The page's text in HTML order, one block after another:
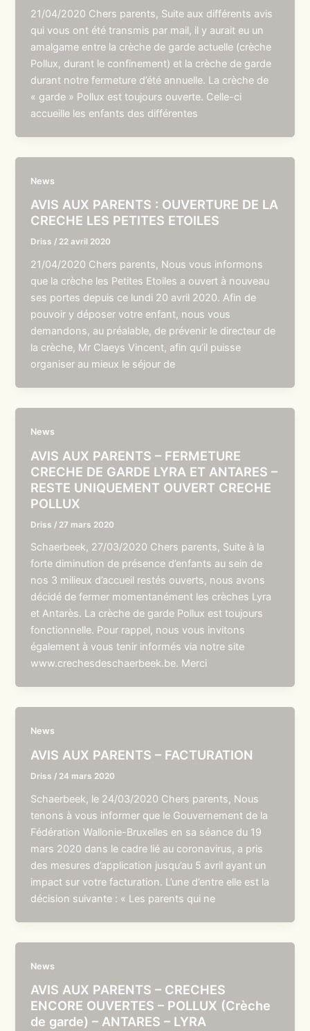
21/04/2020 Chers parents, Suite aux différents avis
qui vous ont été transmis par mail, il y aurait eu un
amalgame entre la crèche de garde actuelle (crèche
Pollux, durant le confinement) et la crèche de garde
durant notre fermeture d’été annuelle. La crèche de
« garde » Pollux est toujours ouverte. Celle-ci
accueille les enfants des différentes
News
AVIS AUX PARENTS : OUVERTURE DE LA
CRECHE LES PETITES ETOILES
Driss / 22 avril 2020
21/04/2020 Chers parents, Nous vous informons
que la crèche les Petites Etoiles a ouvert à nouveau
ses portes depuis ce lundi 20 avril 2020. Afin de
pouvoir y déposer votre enfant, nous vous
demandons, au préalable, de prévenir le directeur de
la crèche, Mr Claeys Vincent, afin qu’il puisse
organiser au mieux le séjour de
News
AVIS AUX PARENTS – FERMETURE
CRECHE DE GARDE LYRA ET ANTARES –
RESTE UNIQUEMENT OUVERT CRECHE
POLLUX
Driss / 27 mars 2020
Schaerbeek, 27/03/2020 Chers parents, Suite à la
forte diminution de présence d’enfants au sein de
nos 3 milieux d’accueil restés ouverts, nous avons
décidé de fermer momentanément les crèches Lyra
et Antarès. La crèche de garde Pollux est toujours
fonctionnelle. Pour rappel, nous vous invitons
également à vous tenir informés via notre site
www.crechesdeschaerbeek.be. Merci
News
AVIS AUX PARENTS – FACTURATION
Driss / 24 mars 2020
Schaerbeek, le 24/03/2020 Chers parents, Nous
tenons à vous informer que le Gouvernement de la
Fédération Wallonie-Bruxelles en sa séance du 19
mars 2020 dans le cadre lié au coronavirus, a pris
des mesures d’application jusqu’au 5 avril ayant un
impact sur votre facturation. L’une d’entre elle est la
décision suivante : « Les parents qui ne
News
AVIS AUX PARENTS – CRECHES
ENCORE OUVERTES – POLLUX (Crèche
de garde) – ANTARES – LYRA